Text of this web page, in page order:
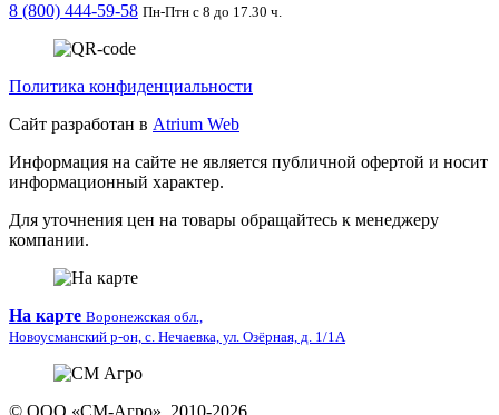
8 (800) 444-59-58 Пн-Птн с 8 до 17.30 ч.
Политика конфиденциальности
Сайт разработан в Atrium Web
Информация на сайте не является публичной офертой и носит
информационный характер.
Для уточнения цен на товары обращайтесь к менеджеру
компании.
На карте Воронежская обл.,
Новоусманский р-он, с. Нечаевка, ул. Озёрная, д. 1/1А